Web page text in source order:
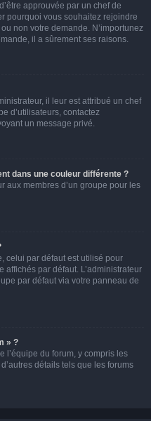
approuvée par un chef de
pourquoi vous souhaitez rejoindre
non votre demande. N’importunez
il a sûrement ses raisons.
il leur est attribué un chef
d’utilisateurs, contactez
un message privé.
dans une couleur différente ?
aux membres d’un groupe pour les
celui par défaut est utilisé pour
par défaut. L’administrateur
par défaut via votre panneau de
» ?
l’équipe du forum, y compris les
détails tels que les forums